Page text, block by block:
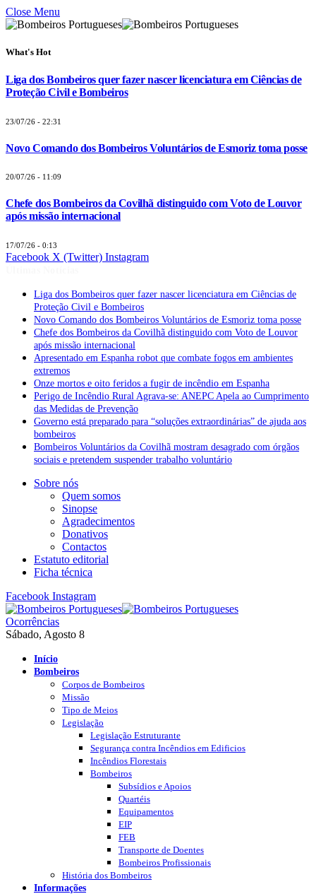
Close Menu
What's Hot
Liga dos Bombeiros quer fazer nascer licenciatura em Ciências de
Proteção Civil e Bombeiros
23/07/26 - 22:31
Novo Comando dos Bombeiros Voluntários de Esmoriz toma posse
20/07/26 - 11:09
Chefe dos Bombeiros da Covilhã distinguido com Voto de Louvor
após missão internacional
17/07/26 - 0:13
Facebook X (Twitter) Instagram
Liga dos Bombeiros quer fazer nascer licenciatura em Ciências de
Proteção Civil e Bombeiros
Novo Comando dos Bombeiros Voluntários de Esmoriz toma posse
Chefe dos Bombeiros da Covilhã distinguido com Voto de Louvor
após missão internacional
Apresentado em Espanha robot que combate fogos em ambientes
extremos
Onze mortos e oito feridos a fugir de incêndio em Espanha
Perigo de Incêndio Rural Agrava-se: ANEPC Apela ao Cumprimento
das Medidas de Prevenção
Governo está preparado para “soluções extraordinárias” de ajuda aos
bombeiros
Bombeiros Voluntários da Covilhã mostram desagrado com órgãos
sociais e pretendem suspender trabalho voluntário
Sobre nós
Quem somos
Sinopse
Agradecimentos
Donativos
Contactos
Estatuto editorial
Ficha técnica
Facebook Instagram
Ocorrências
Sábado, Agosto 8
Início
Bombeiros
Corpos de Bombeiros
Missão
Tipo de Meios
Legislação
Legislação Estruturante
Segurança contra Incêndios em Edificios
Incêndios Florestais
Bombeiros
Subsídios e Apoios
Quartéis
Equipamentos
EIP
FEB
Transporte de Doentes
Bombeiros Profissionais
História dos Bombeiros
Informações